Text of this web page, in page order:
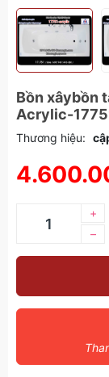
Bồn xâybồn
Acrylic-
Thương hiệu:
–
+